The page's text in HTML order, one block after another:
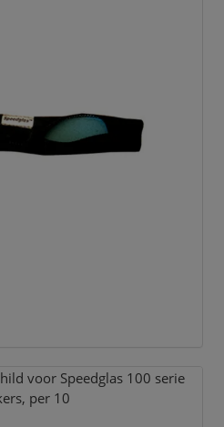
voor Speedglas 100 serie
per 10